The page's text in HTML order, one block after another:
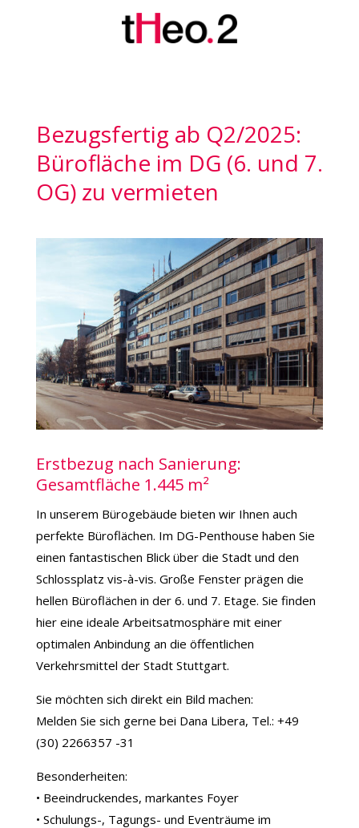
Bezugsfertig ab Q2/2025:
Bürofläche im DG (6. und 7.
OG) zu vermieten
Erstbezug nach Sanierung:
Gesamtfläche 1.445 m²
In unserem Bürogebäude bieten wir Ihnen auch
perfekte Büroflächen. Im DG-Penthouse haben Sie
einen fantastischen Blick über die Stadt und den
Schlossplatz vis-à-vis. Große Fenster prägen die
hellen Büroflächen in der 6. und 7. Etage. Sie finden
hier eine ideale Arbeitsatmosphäre mit einer
optimalen Anbindung an die öffentlichen
Verkehrsmittel der Stadt Stuttgart.
Sie möchten sich direkt ein Bild machen:
Melden Sie sich gerne bei Dana Libera, Tel.: +49
(30) 2266357 -31
Besonderheiten:
• Beeindruckendes, markantes Foyer
• Schulungs-, Tagungs- und Eventräume im